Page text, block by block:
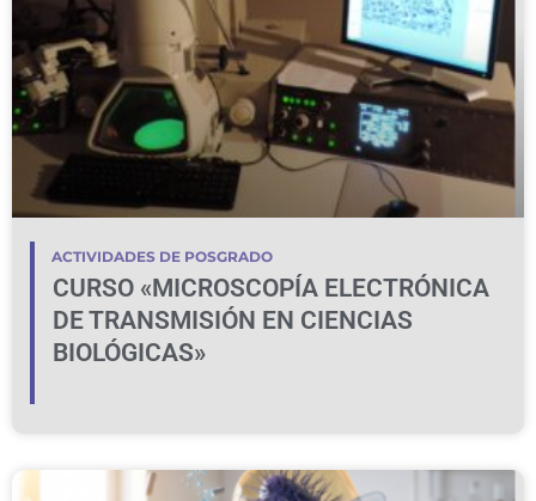
ACTIVIDADES DE POSGRADO
CURSO «MICROSCOPÍA ELECTRÓNICA
DE TRANSMISIÓN EN CIENCIAS
BIOLÓGICAS»